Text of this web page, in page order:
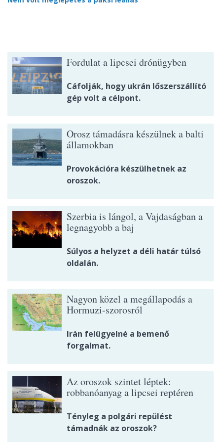
Fordulat a lipcsei drónügyben
Cáfolják, hogy ukrán lőszerszállító
gép volt a célpont.
Orosz támadásra készülnek a balti
államokban
Provokációra készülhetnek az
oroszok.
Szerbia is lángol, a Vajdaságban a
legnagyobb a baj
Súlyos a helyzet a déli határ túlsó
oldalán.
Nagyon közel a megállapodás a
Hormuzi-szorosról
Irán felügyelné a bemenő
forgalmat.
Az oroszok szintet léptek:
robbanóanyag a lipcsei reptéren
Tényleg a polgári repülést
támadnák az oroszok?